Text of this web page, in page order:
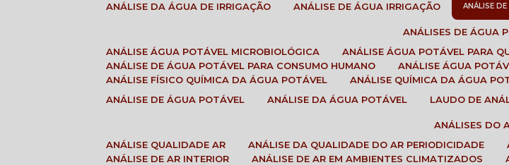
ANÁLISE DA ÁGUA DE IRRIGAÇÃO
ANÁLISE DE ÁGUA IRRIGAÇÃO ANÁLISE
ANÁLISES DE ÁGUA
ANÁLISE ÁGUA POTÁVEL MICROBIOLÓGICA
ANÁLISE ÁGUA POTÁVEL PARA
ANÁLISE DE ÁGUA POTÁVEL PARA CONSUMO HUMANO
ANÁLISE ÁGUA
ANÁLISE FÍSICO QUÍMICA DA ÁGUA POTÁVEL
ANÁLISE QUÍMICA DA ÁGUA
ANÁLISE DE ÁGUA POTÁVEL
ANÁLISE DA ÁGUA POTÁVEL LAUDO DE
ANÁLISES DO
ANÁLISE QUALIDADE AR
ANÁLISE DA QUALIDADE DO AR PERIODICIDADE
ANÁLISE DE AR INTERIOR
ANÁLISE DE AR EM AMBIENTES CLIMATIZADOS